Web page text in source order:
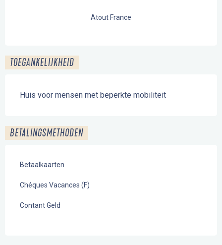
Atout France
TOEGANKELIJKHEID
Huis voor mensen met beperkte mobiliteit
BETALINGSMETHODEN
Betaalkaarten
Chéques Vacances (F)
Contant Geld